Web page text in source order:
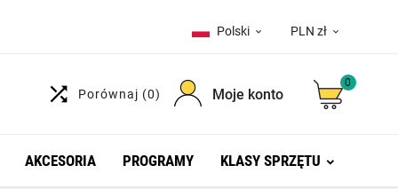
Polski  PLN zł 
 Porównaj (0) Moje konto
0
AKCESORIA PROGRAMY KLASY SPRZĘTU